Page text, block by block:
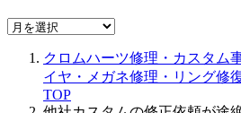
ア
クロムハーツ修理・カスタム
イヤ・メガネ修理・リング修
TOP